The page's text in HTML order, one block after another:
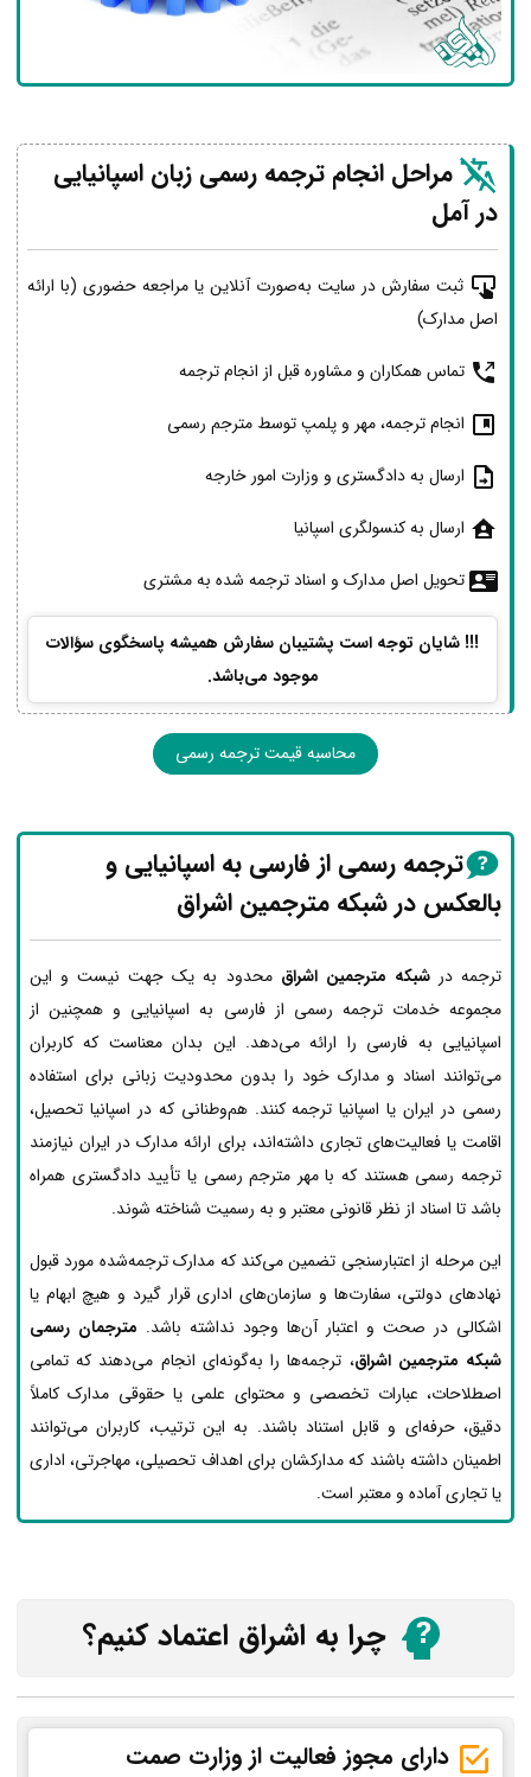
مراحل انجام ترجمه رسمی زبان اسپانیایی
در آمل
ثبت سفارش در سایت به‌صورت آنلاین یا مراجعه حضوری (با ارائه
اصل مدارک)
تماس همکاران و مشاوره قبل از انجام ترجمه
انجام ترجمه، مهر و پلمپ توسط مترجم رسمی
ارسال به دادگستری و وزارت امور خارجه
ارسال به کنسولگری اسپانیا
تحویل اصل مدارک و اسناد ترجمه شده به مشتری
!!! شایان توجه است پشتیبان سفارش همیشه پاسخگوی سؤالات
موجود می‌باشد.
محاسبه قیمت ترجمه رسمی
ترجمه رسمی از فارسی به اسپانیایی و
بالعکس در شبکه مترجمین اشراق
ترجمه درشبکه مترجمین اشراق محدود به یک جهت نیست و این
مجموعه خدمات ترجمه رسمی از فارسی به اسپانیایی و همچنین از
اسپانیایی به فارسی را ارائه می‌دهد. این بدان معناست که کاربران
می‌توانند اسناد و مدارک خود را بدون محدودیت زبانی برای استفاده
رسمی در ایران یا اسپانیا ترجمه کنند. هم‌وطنانی که در اسپانیا تحصیل،
اقامت یا فعالیت‌های تجاری داشته‌اند، برای ارائه مدارک در ایران نیازمند
ترجمه رسمی هستند که با مهر مترجم رسمی یا تأیید دادگستری همراه
باشد تا اسناد از نظر قانونی معتبر و به رسمیت شناخته شوند.
این مرحله از اعتبارسنجی تضمین می‌کند که مدارک ترجمه‌شده مورد قبول
نهادهای دولتی، سفارت‌ها و سازمان‌های اداری قرار گیرد و هیچ ابهام یا
اشکالی در صحت و اعتبار آن‌ها وجود نداشته باشد. مترجمان رسمی
شبکه مترجمین اشراق، ترجمه‌ها را به‌گونه‌ای انجام می‌دهند که تمامی
اصطلاحات، عبارات تخصصی و محتوای علمی یا حقوقی مدارک کاملاً
دقیق، حرفه‌ای و قابل استناد باشند. به این ترتیب، کاربران می‌توانند
اطمینان داشته باشند که مدارکشان برای اهداف تحصیلی، مهاجرتی، اداری
یا تجاری آماده و معتبر است.
چرا به اشراق اعتماد کنیم؟
دارای مجوز فعالیت از وزارت صمت